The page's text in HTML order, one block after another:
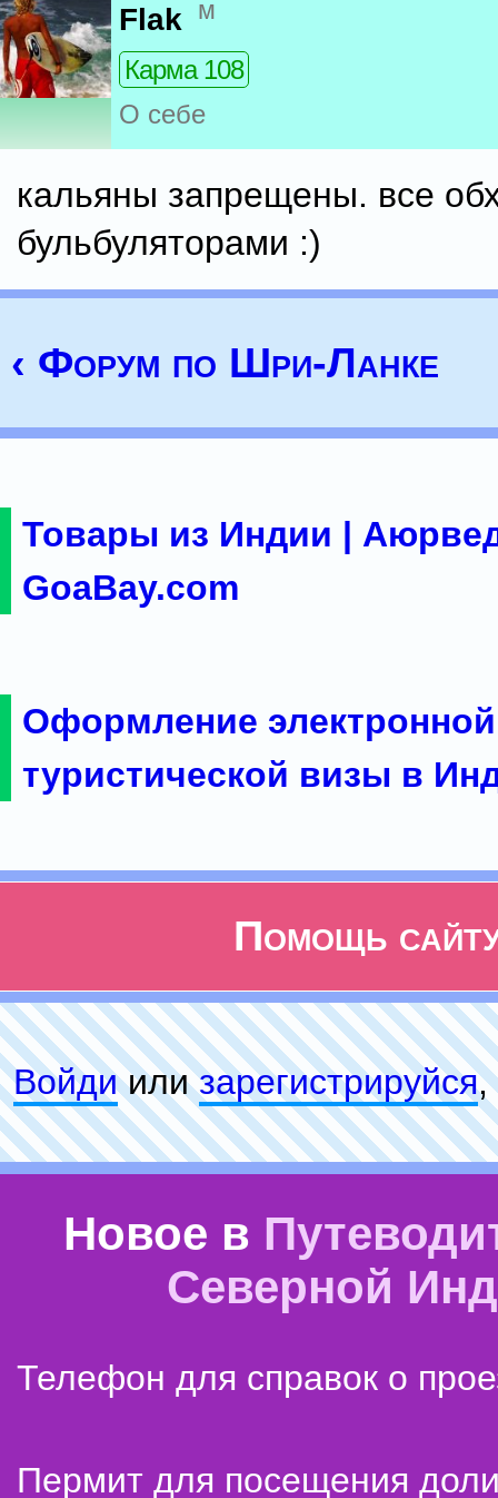
Flak м
Карма 108
О себе
кальяны запрещены. все
бульбуляторами :)
‹ Форум по Шри-Ланке
Товары из Индии |
GoaBay.com
Оформление электронной
туристической визы в
Помощь
Войдиилизарeгиcтpируйся,
Новое в
Северной
Телефон для справок о
Пермит для посещения